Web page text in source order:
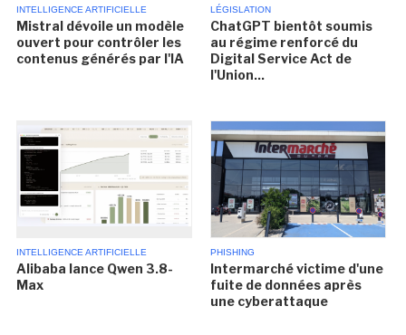
INTELLIGENCE ARTIFICIELLE
Mistral dévoile un modèle
ouvert pour contrôler les
contenus générés par l'IA
LÉGISLATION
ChatGPT bientôt soumis
au régime renforcé du
Digital Service Act de
l'Union...
INTELLIGENCE ARTIFICIELLE
Alibaba lance Qwen 3.8-
Max
PHISHING
Intermarché victime d'une
fuite de données après
une cyberattaque